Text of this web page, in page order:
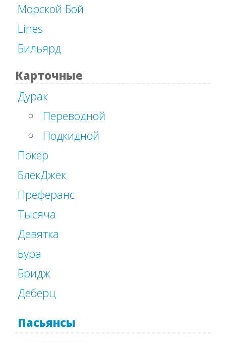
Морской Бой
Lines
Бильярд
Карточные
Дурак
Переводной
Подкидной
Покер
БлекДжек
Преферанс
Тысяча
Девятка
Бура
Бридж
Деберц
Пасьянсы